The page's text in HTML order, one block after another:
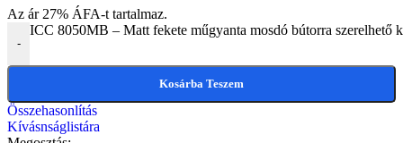
Az ár 27% ÁFA-t tartalmaz.
-
ICC 8050MB – Matt fekete műgyanta mosdó bútorra szerelhető
Kosárba Teszem
Összehasonlítás
Kívásnságlistára